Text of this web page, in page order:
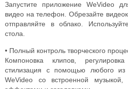
Запустите приложение WeVideo
видео на телефон. Обрезайте
отправляйте в облако.
стола.
• Полный контроль творческого
Компоновка клипов,
стилизация с помощью любого из
WeVideo со встроенной музыкой,